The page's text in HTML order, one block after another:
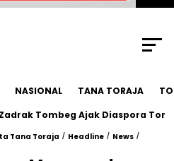
NASIONAL TANA TORAJA
Tombeg Ajak Diaspora Toraja
Tana Toraja / Headline / News /